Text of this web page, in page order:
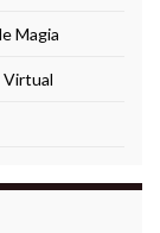
Magia
Virtual